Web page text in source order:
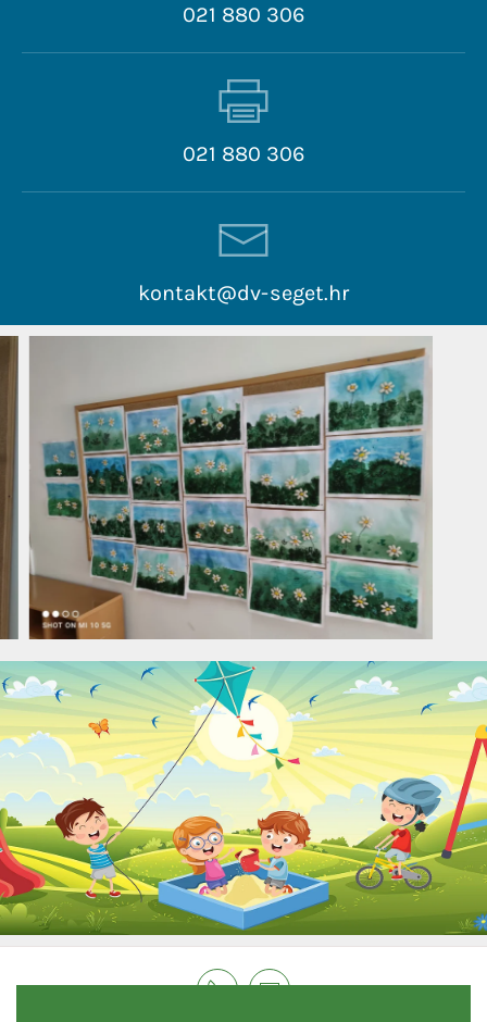
021 880 306
021 880 306
kontakt@dv-seget.hr